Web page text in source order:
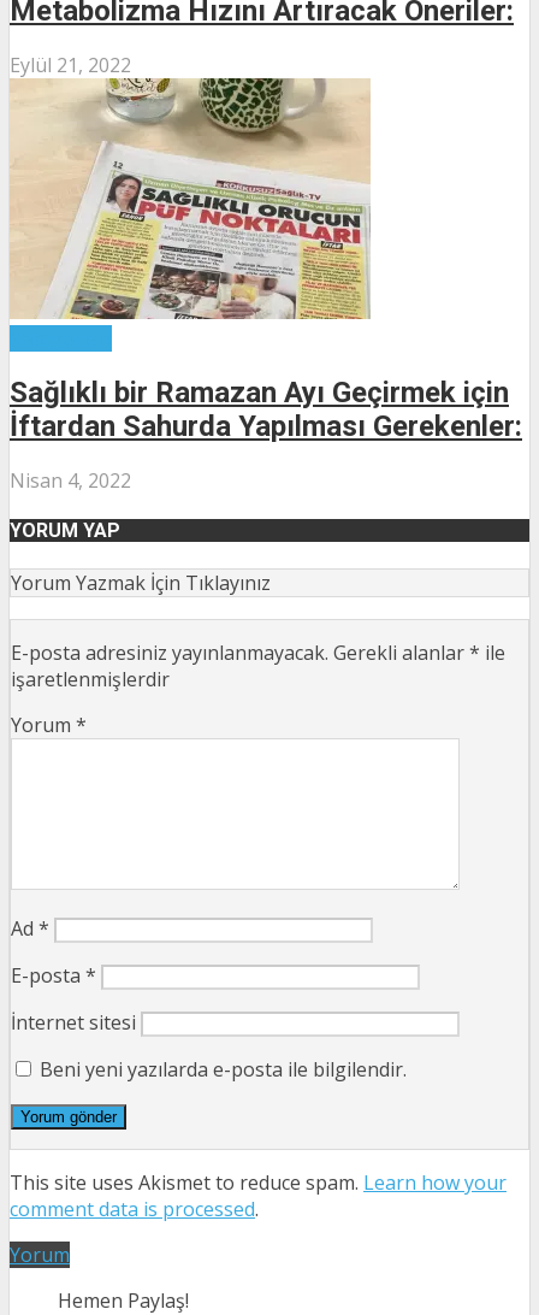
Metabolizma Hızını Artıracak Öneriler:
Eylül 21, 2022
Sağlıklı bir Ramazan Ayı Geçirmek için
İftardan Sahurda Yapılması Gerekenler:
Nisan 4, 2022
YORUM YAP
Yorum Yazmak İçin Tıklayınız
E-posta adresiniz yayınlanmayacak. Gerekli alanlar* ile
işaretlenmişlerdir
Yorum *
Ad *
E-posta *
İnternet sitesi
Beni yeni yazılarda e-posta ile bilgilendir.
This site uses Akismet to reduce spam. Learn how your
comment data is processed.
Yorum
Hemen Paylaş!